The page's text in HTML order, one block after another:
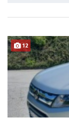
PRETRAŽI
12